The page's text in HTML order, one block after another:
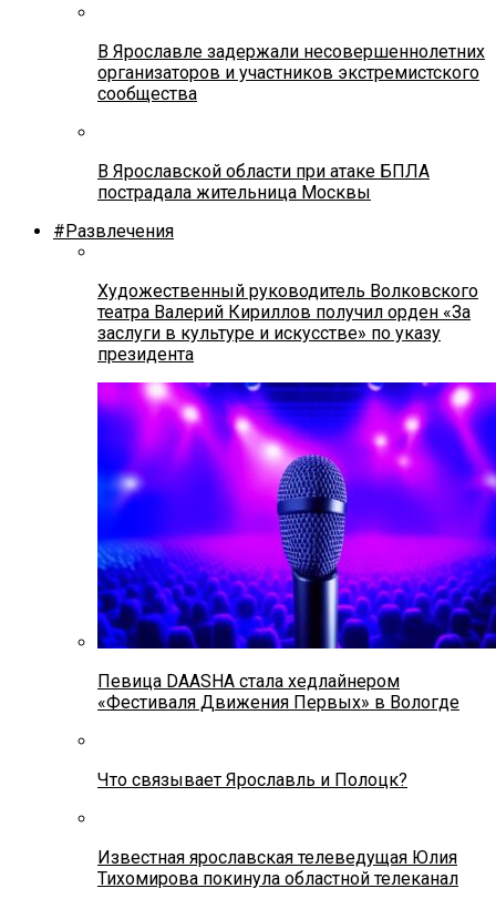
В Ярославле задержали несовершеннолетних
организаторов и участников экстремистского
сообщества
В Ярославской области при атаке БПЛА
пострадала жительница Москвы
#Развлечения
Художественный руководитель Волковского
театра Валерий Кириллов получил орден «За
заслуги в культуре и искусстве» по указу
президента
Певица DAASHA стала хедлайнером
«Фестиваля Движения Первых» в Вологде
Что связывает Ярославль и Полоцк?
Известная ярославская телеведущая Юлия
Тихомирова покинула областной телеканал